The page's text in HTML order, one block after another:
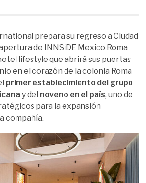
prepara su regreso a Ciudad
de INNSiDE Mexico Roma
lifestyle que abrirá sus puertas
en el corazón de la colonia Roma
primer establecimiento del grupo
y del noveno en el país, uno de
para la expansión
compañía.